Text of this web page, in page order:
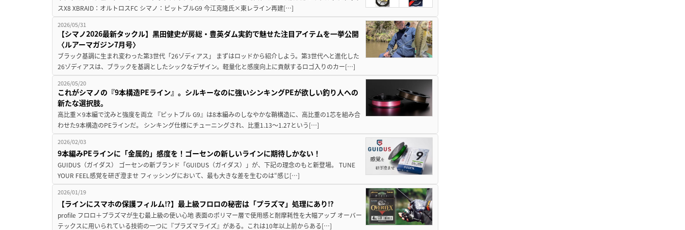
スX8 XBRAID：オルトロスFC シマノ：ピットブルG9 今江克隆氏×東レライン再建[…]
2026/05/31
【シマノ2026最新タックル】黒田健史が房総・豊英ダム実釣で魅せた注目アイテムを一挙公開
〈ルアーマガジン7月号〉
ブラック基調に生まれ変わった第3世代「26ゾディアス」 まずはロッドから紹介しよう。第3世代へと進化した
26ゾディアスは、ブラックを基調としたシックなデザイン。軽量化と感度向上に貢献するロゴ入りのカー[…]
2026/05/20
これがシマノの『9本構造PEライン』。シルキーなのに強いシンキングPEが欲しい釣り人への
新たな選択肢。
高比重×9本編で沈みと強度を両立 『ピットブル G9』は8本編みのしなやかな鞘構造に、高比重の1芯を組み合
わせた9本構造のPEラインだ。 シンキング仕様にチューニングされ、比重1.13〜1.27という[…]
2026/02/03
9本編みPEラインに「金属的」感度を！ゴーセンの新しいラインに期待しかない！
GUIDUS（ガイダス） ゴーセンの新ブランド「GUIDUS（ガイダス）」が、下記の理念のもと新登場。 TUNE
YOUR FEEL感覚を研ぎ澄ませ フィッシングにおいて、最も大きな差を生むのは“感じ[…]
2026/01/19
【ラインにスマホの保護フィルム⁉】最上級フロロの秘密は「プラズマ」処理にあり⁉
profile フロロ＋プラズマが生む最上級の使い心地 表面のポリマー層で使用感と耐摩耗性を大幅アップ オーバー
テックスに用いられている技術の一つに『プラズマライズ』がある。これは10年以上前からある[…]